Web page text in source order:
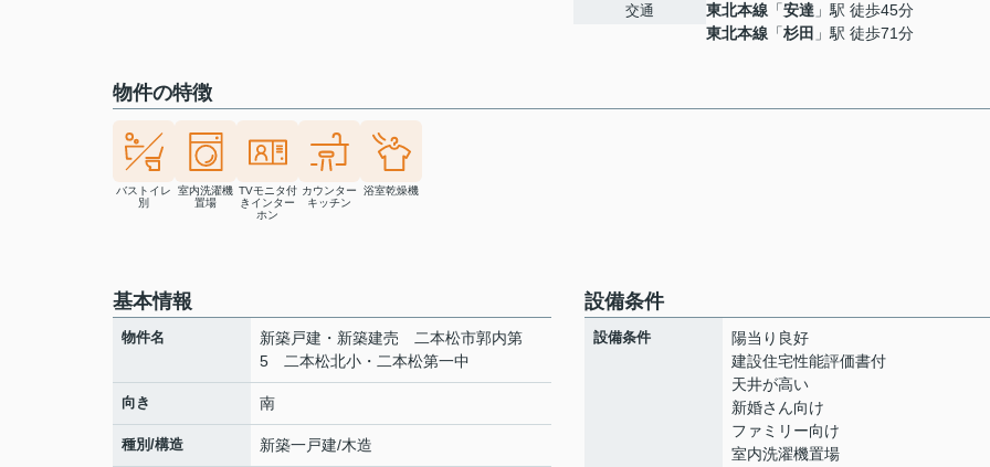
交通
東北本線 「安達 」駅 徒歩45分
東北本線 「杉田 」駅 徒歩71分
物件の特徴
バストイレ
別
室内洗濯機
置場
TVモニタ付
きインター
ホン
カウンター
キッチン
浴室乾燥機
基本情報
物件名
新築戸建・新築建売 二本松市郭内第
5 二本松北小・二本松第一中
向き 南
種別/構造 新築一戸建/木造
設備条件
設備条件
陽当り良好
建設住宅性能評価書付
天井が高い
新婚さん向け
ファミリー向け
室内洗濯機置場